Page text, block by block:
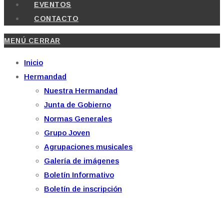
EVENTOS
CONTACTO
MENÚ CERRAR
Inicio
Hermandad
Nuestra Hermandad
Junta de Gobierno
Normas Generales
Grupo Joven
Agrupaciones musicales
Galería de imágenes
Boletín Informativo
Boletín de inscripción